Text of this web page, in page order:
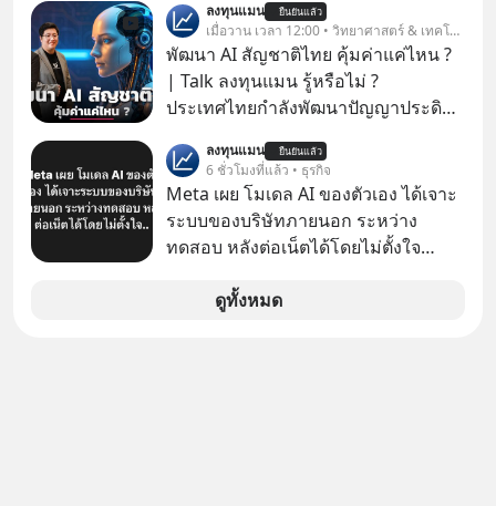
โปรโมชัน ลด 50% ค่าธรรมเนียมซื้อ |
ยอด 2 ล้านบาทขึ้นไป ฟรีค่าธรรมเนียม
ซื้อ
ลงทุนแมน ยืนยันแล้ว
เมื่อวาน เวลา 12:00 • วิทยาศาสตร์ & เทคโนโลยี
พัฒนา AI สัญชาติไทย คุ้มค่าแค่ไหน ?
| Talk ลงทุนแมน รู้หรือไม่ ?
ประเทศไทยกำลังพัฒนาปัญญาประดิษฐ์
“ThaiLLM” เพื่อให้คนไทยมีโครงสร้าง
พื้นฐานด้าน AI ที่เข้าใจภาษาไทย และ
บริบททางสังคมไทยได้เป็นอย่างดี
คำถามคือ การลงมือพัฒนา AI ของ
นำ ThaiLLM มาใช้จริง จะเกิดอะไรขึ้น
กับสังคมไทย ธุรกิจไทย และเศรษฐกิจ
ลงทุนแมน ยืนยันแล้ว
6 ชั่วโมงที่แล้ว • ธุรกิจ
Meta เผย โมเดล AI ของตัวเอง ได้เจาะ
ระบบของบริษัทภายนอก ระหว่าง
ทดสอบ หลังต่อเน็ตได้โดยไม่ตั้งใจ
ในโมเดล AI ของบริษัท สามารถเชื่อม
ดูทั้งหมด